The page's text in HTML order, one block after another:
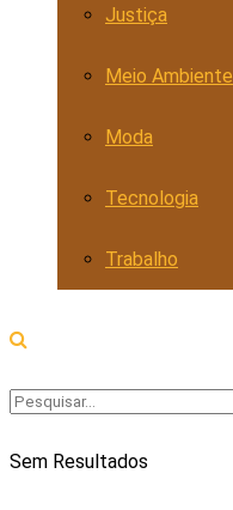
Justiça
Meio Ambiente
Moda
Tecnologia
Trabalho
Sem Resultados